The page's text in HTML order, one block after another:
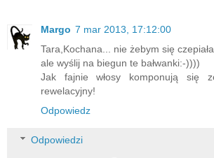
Margo 7 mar 2013, 17:12:00
Tara,Kochana... nie żebym się
ale wyślij na biegun te bałwanki:-))))
Jak fajnie włosy komponują się
rewelacyjny!
Odpowiedz
Odpowiedzi